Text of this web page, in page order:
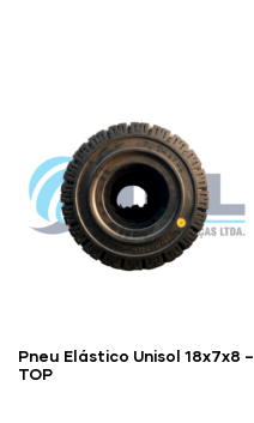
Pneu Elástico Unisol 18x7x8 –
TOP